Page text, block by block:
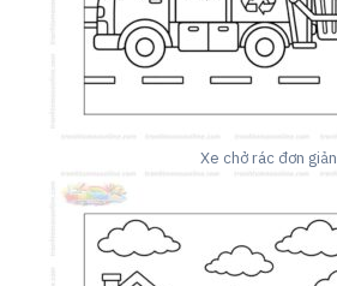
Xe chở rác đơn giản